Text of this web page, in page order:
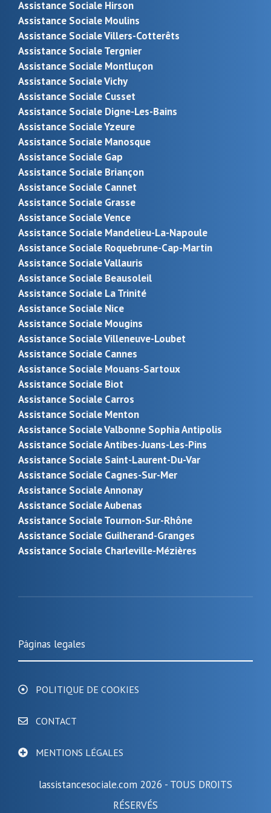
Assistance Sociale Hirson
Assistance Sociale Moulins
Assistance Sociale Villers-Cotterêts
Assistance Sociale Tergnier
Assistance Sociale Montluçon
Assistance Sociale Vichy
Assistance Sociale Cusset
Assistance Sociale Digne-Les-Bains
Assistance Sociale Yzeure
Assistance Sociale Manosque
Assistance Sociale Gap
Assistance Sociale Briançon
Assistance Sociale Cannet
Assistance Sociale Grasse
Assistance Sociale Vence
Assistance Sociale Mandelieu-La-Napoule
Assistance Sociale Roquebrune-Cap-Martin
Assistance Sociale Vallauris
Assistance Sociale Beausoleil
Assistance Sociale La Trinité
Assistance Sociale Nice
Assistance Sociale Mougins
Assistance Sociale Villeneuve-Loubet
Assistance Sociale Cannes
Assistance Sociale Mouans-Sartoux
Assistance Sociale Biot
Assistance Sociale Carros
Assistance Sociale Menton
Assistance Sociale Valbonne Sophia Antipolis
Assistance Sociale Antibes-Juans-Les-Pins
Assistance Sociale Saint-Laurent-Du-Var
Assistance Sociale Cagnes-Sur-Mer
Assistance Sociale Annonay
Assistance Sociale Aubenas
Assistance Sociale Tournon-Sur-Rhône
Assistance Sociale Guilherand-Granges
Assistance Sociale Charleville-Mézières
Páginas legales
POLITIQUE DE COOKIES
CONTACT
MENTIONS LÉGALES
lassistancesociale.com 2026 - TOUS DROITS
RÉSERVÉS